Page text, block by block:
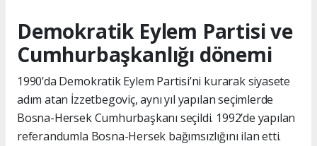
Demokratik Eylem Partisi ve
Cumhurbaşkanlığı dönemi
1990’da Demokratik Eylem Partisi’ni kurarak siyasete
adım atan İzzetbegoviç, aynı yıl yapılan seçimlerde
Bosna-Hersek Cumhurbaşkanı seçildi. 1992’de yapılan
referandumla Bosna-Hersek bağımsızlığını ilan etti.